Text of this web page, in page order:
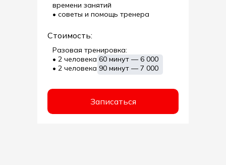
Стоимость:
Разовая тренировка:
• 2 человека 60 минут — 6 000
• 2 человека 90 минут — 7 000
времени занятий
• советы и помощь тренера
Записаться